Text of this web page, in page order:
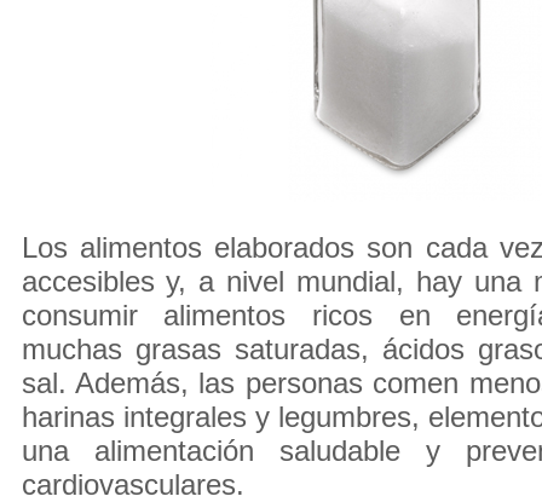
Los alimentos elaborados son cada
accesibles y, a nivel mundial, hay una
consumir alimentos ricos en
muchas grasas saturadas, ácidos
sal. Además, las personas comen
harinas integrales y legumbres,
una alimentación saludable y
cardiovasculares.